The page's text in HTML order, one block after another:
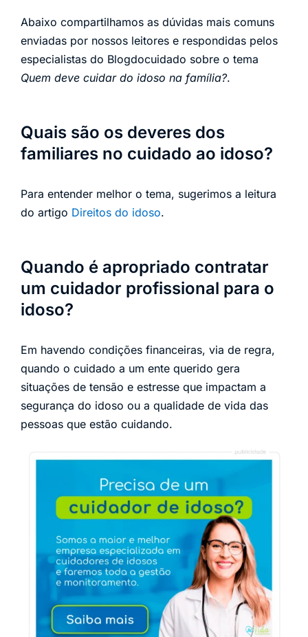
Abaixo compartilhamos as dúvidas mais comuns
enviadas por nossos leitores e respondidas pelos
especialistas do Blogdocuidado sobre o tema
Quem deve cuidar do idoso na família?.
Quais são os deveres dos
familiares no cuidado ao idoso?
Para entender melhor o tema, sugerimos a leitura
do artigo Direitos do idoso.
Quando é apropriado contratar
um cuidador profissional para o
idoso?
Em havendo condições financeiras, via de regra,
quando o cuidado a um ente querido gera
situações de tensão e estresse que impactam a
segurança do idoso ou a qualidade de vida das
pessoas que estão cuidando.